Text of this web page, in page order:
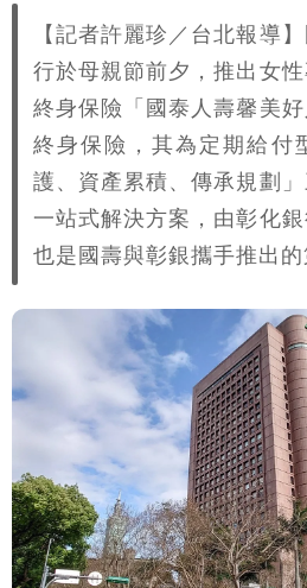
錯有那麼難嗎？
颱風相當有感！海
雨這時才變小
五月天冠佑20歲女
像」 憤怒發聲：已
最新風雨預測！今
標準
離核戰更近？美軍
【記者許麗珍／台北報導
行於母親節前夕，推出女
終身保險「國泰人壽馨美
終身保險，其為定期給付
護、資產累積、傳承規劃
一站式解決方案，由彰化
也是國壽與彰銀攜手推出的